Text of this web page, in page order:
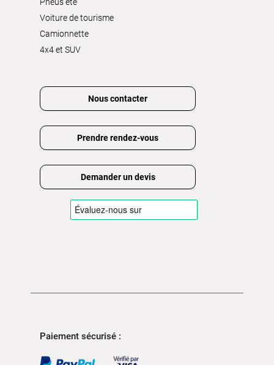
Voiture de tourisme
Camionnette
4x4 et SUV
Nous contacter
Prendre rendez-vous
Demander un devis
Paiement sécurisé :